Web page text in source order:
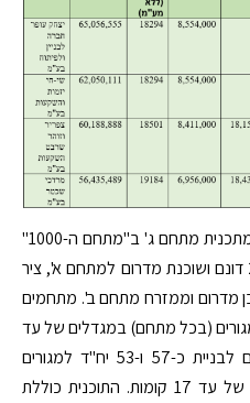
המגרשים ששווקו במכרז הם חלק מתכנית מתחם ג' ב"מתחם ה-1000"
בראשון לציון המתפרשת על כ-253 דונם ושוכנת מדרום למתחם א', ציר
מדרום וממזרח מתחם ב'. מתחמים
לבניית כ- 76 יח"ד למגורים (בכל מתחם) במגדלים של עד
20 קומות; מתחמים ג', ד' מיועדים לבניית כ-57 ו-53 יח"ד למגורים
בשילוב מסחר ותעסוקה במגדלים של עד 17 קומות. התוכנית כוללת